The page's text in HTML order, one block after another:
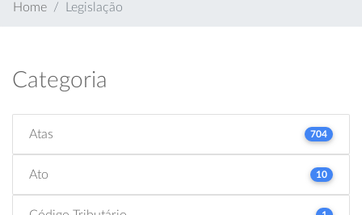
Home Legislação
Categoria
Atas 704
Ato 10